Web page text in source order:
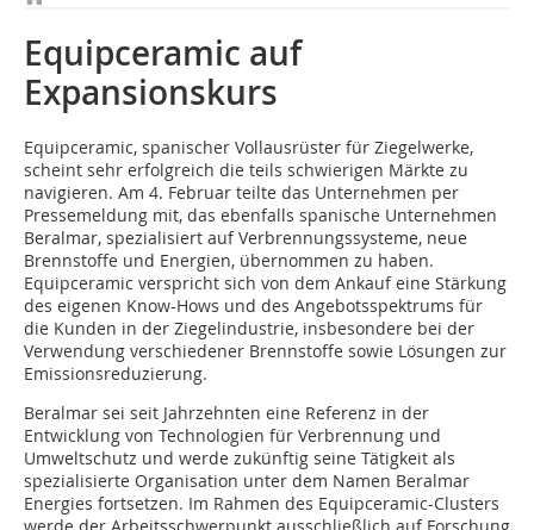
Equipceramic auf
Expansionskurs
Equipceramic, spanischer Vollausrüster für Ziegelwerke,
scheint sehr erfolgreich die teils schwierigen Märkte zu
navigieren. Am 4. Februar teilte das Unternehmen per
Pressemeldung mit, das ebenfalls spanische Unternehmen
Beralmar, spezialisiert auf Verbrennungssysteme, neue
Brennstoffe und Energien, übernommen zu haben.
Equipceramic verspricht sich von dem Ankauf eine Stärkung
des eigenen Know-Hows und des Angebotsspektrums für
die Kunden in der Ziegelindustrie, insbesondere bei der
Verwendung verschiedener Brennstoffe sowie Lösungen zur
Emissionsreduzierung.
Beralmar sei seit Jahrzehnten eine Referenz in der
Entwicklung von Technologien für Verbrennung und
Umweltschutz und werde zukünftig seine Tätigkeit als
spezialisierte Organisation unter dem Namen Beralmar
Energies fortsetzen. Im Rahmen des Equipceramic-Clusters